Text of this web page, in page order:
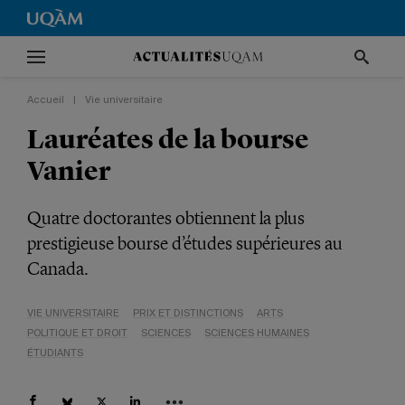
Accueil Vie universitaire
Lauréates de la bourse
Vanier
Quatre doctorantes obtiennent la plus
prestigieuse bourse d’études supérieures au
Canada.
VIE UNIVERSITAIRE PRIX ET DISTINCTIONS
ARTS
POLITIQUE ET DROIT
SCIENCES
SCIENCES HUMAINES
ÉTUDIANTS